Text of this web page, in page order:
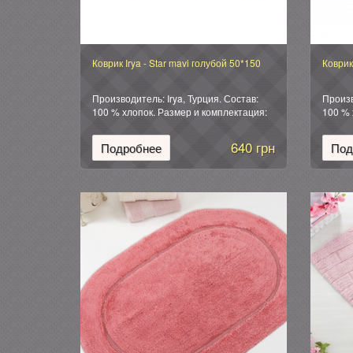
Коврик Irya - Star mavi голубой 50*150
Производитель: Irya, Турция. Состав:
100 % хлопок. Размер и комплектация:
хлопковая. Упаковка: фирменная
силиконовая.
Подробнее 640 грн
100 %